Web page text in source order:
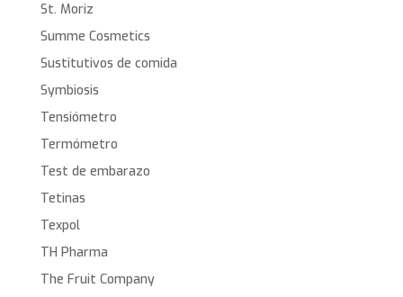
St. Moriz
Summe Cosmetics
Sustitutivos de comida
Symbiosis
Tensiómetro
Termómetro
Test de embarazo
Tetinas
Texpol
TH Pharma
The Fruit Company